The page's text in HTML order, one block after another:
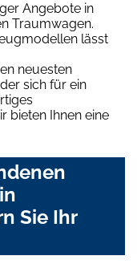
Angebote in
Traumwagen.
lässt
neuesten
sich für ein
bieten Ihnen eine
Sie Ihr